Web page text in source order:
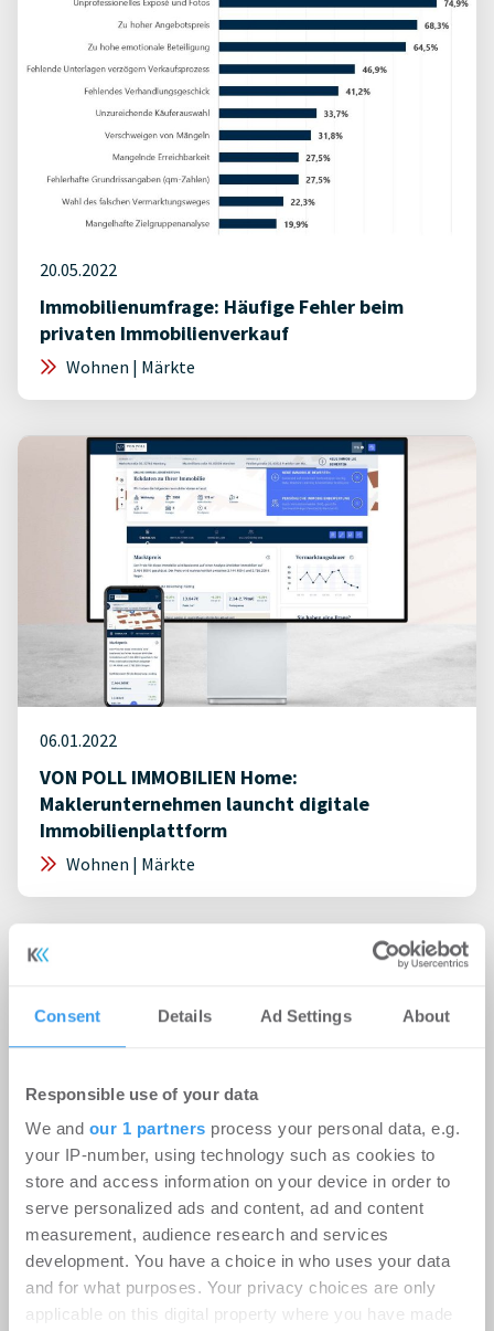
Consent Details Ad Settings About
Responsible use of your data
We and our 1 partners process your personal data, e.g.
your IP-number, using technology such as cookies to
store and access information on your device in order to
serve personalized ads and content, ad and content
measurement, audience research and services
development. You have a choice in who uses your data
and for what purposes. Your privacy choices are only
applicable on this digital property where you have made
20.05.2022
Immobilienumfrage: Häufige Fehler beim
privaten Immobilienverkauf
Wohnen | Märkte
06.01.2022
VON POLL IMMOBILIEN Home:
Maklerunternehmen launcht digitale
Immobilienplattform
Wohnen | Märkte
07.05.2021
MLP kooperiert in der Immobilienberatung mit
PriceHubble